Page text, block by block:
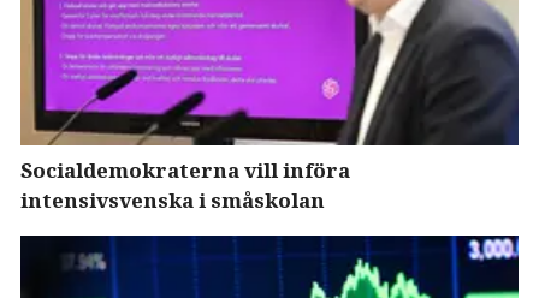
Socialdemokraterna vill införa
intensivsvenska i småskolan